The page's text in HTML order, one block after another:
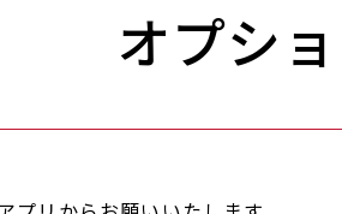
オプシ